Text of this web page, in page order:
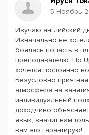
5 Ноябрь
Изучаю английский
Изначально не
боялась попасть в
преподавателю. Но
хочется постоянно
Безусловно
атмосфера на
индивидуальный
доходчиво
язык, значит вам
вам это гарантирую!